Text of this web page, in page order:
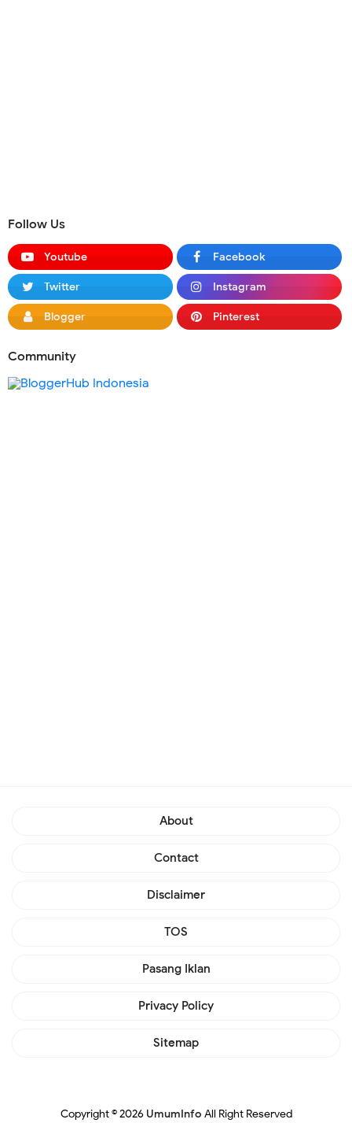
Follow Us
Youtube Facebook
Twitter Instagram
Blogger Pinterest
Community
About
Contact
Disclaimer
TOS
Pasang Iklan
Privacy Policy
Sitemap
Copyright ©2026 UmumInfo All Right Reserved